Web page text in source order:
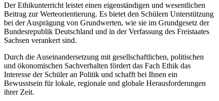
Der Ethikunterricht leistet einen eigenständigen und wesentlichen
Beitrag zur Werteorientierung. Es bietet den Schülern Unterstützung
bei der Ausprägung von Grundwerten, wie sie im Grundgesetz der
Bundesrepublik Deutschland und in der Verfassung des Freistaates
Sachsen verankert sind.
Durch die Auseinandersetzung mit gesellschaftlichen, politischen
und ökonomischen Sachverhalten fördert das Fach Ethik das
Interesse der Schüler an Politik und schafft bei Ihnen ein
Bewusstsein für lokale, regionale und globale Herausforderungen
ihrer Zeit.